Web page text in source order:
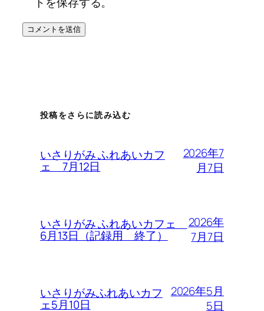
投稿をさらに読み込む
いさりがみ ふれあいカフ
ェ 7月12日
2026年7
月7日
いさりがみ ふれあいカフェ
6月13日（記録用 終了）
2026年
7月7日
いさりがみふれあいカフ
ェ5月10日
2026年5月
5日